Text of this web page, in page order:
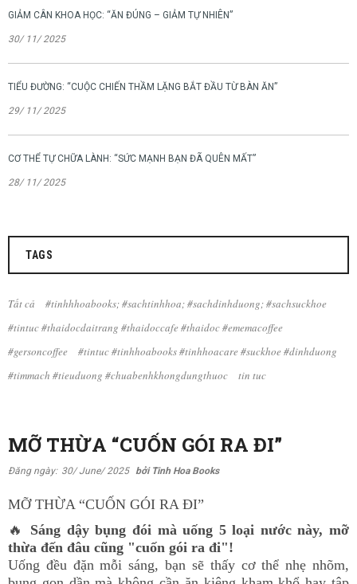
GIẢM CÂN KHOA HỌC: “ĂN ĐÚNG – GIẢM TỰ NHIÊN”
30/ 11/ 2025
TIỂU ĐƯỜNG: “CUỘC CHIẾN THẦM LẶNG BẮT ĐẦU TỪ BÀN ĂN”
29/ 11/ 2025
CƠ THỂ TỰ CHỮA LÀNH: “SỨC MẠNH BẠN ĐÃ QUÊN MẤT”
28/ 11/ 2025
TAGS
Tất cả
#tinhhhoabooks; #sachtinhhoa; #sachdinhduong; #sachsuckhoe
#tintuc #thaidocdaitrang #thaidoccafe #thaidoc #ememacoffee
#gersoncoffee
#tintuc #tinhhoabooks #tinhhoacare #suckhoe #dinhduong
#timmach #tieuduong #chuabenhkhongdungthuoc
tin tuc
MỠ THỪA “CUỐN GÓI RA ĐI”
Đăng ngày: 30/ June/ 2025 bởi Tinh Hoa Books
MỠ THỪA “CUỐN GÓI RA ĐI”
🔥
Sáng dậy bụng đói mà uống 5 loại nước này, mỡ
thừa đến đâu cũng "cuốn gói ra đi"!
Uống đều đặn mỗi sáng, bạn sẽ thấy cơ thể nhẹ nhõm,